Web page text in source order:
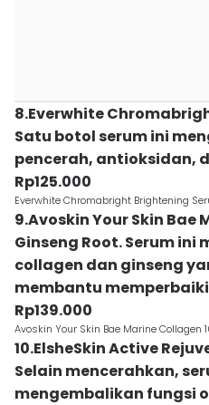
8.Everwhite
Satu botol serum ini
pencerah, antioksidan,
Rp125.000
Everwhite Chromabright Brightening
9.Avoskin Your Skin Bae
Ginseng Root. Serum
collagen dan ginseng
membantu
Rp139.000
Avoskin Your Skin Bae Marine Collagen
10.ElsheSkin Active
Selain mencerahkan,
mengembalikan fungsi